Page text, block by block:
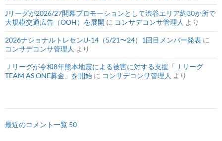
Jリーグが2026/27開幕プロモーションとして渋谷エリア約30か所で
大規模交通広告（OOH）を展開 に コンサデコンサ管理人 より
2026ナショナルトレセンU-14（5/21〜24）1回目メンバー発表 に
コンサデコンサ管理人 より
Ｊリーグが令和8年熊本地震による被害に対する支援「Ｊリーグ
TEAM AS ONE募金」を開始 に コンサデコンサ管理人 より
最近のコメント一覧 50